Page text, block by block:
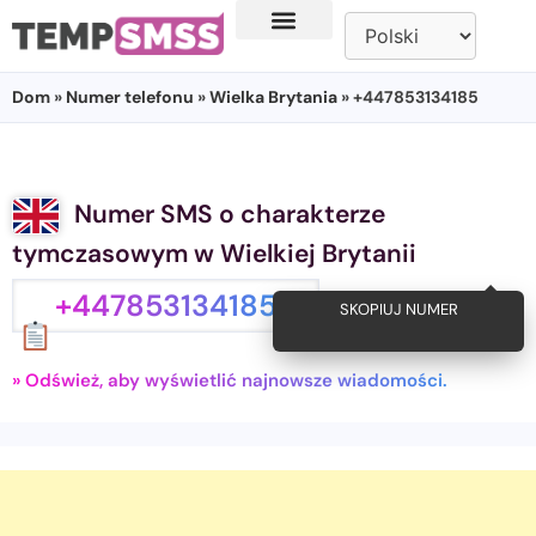
Dom » Numer telefonu »Wielka Brytania » +447853134185
Numer SMS o charakterze
tymczasowym w Wielkiej Brytanii
+447853134185 SKOPIUJ NUMER
» Odśwież, aby wyświetlić najnowsze wiadomości.